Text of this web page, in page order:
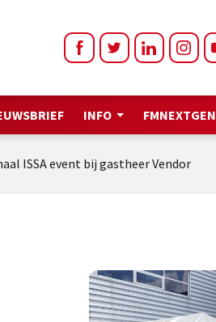
INFO FMNEXTGEN
ISSA event bij gastheer Vendor